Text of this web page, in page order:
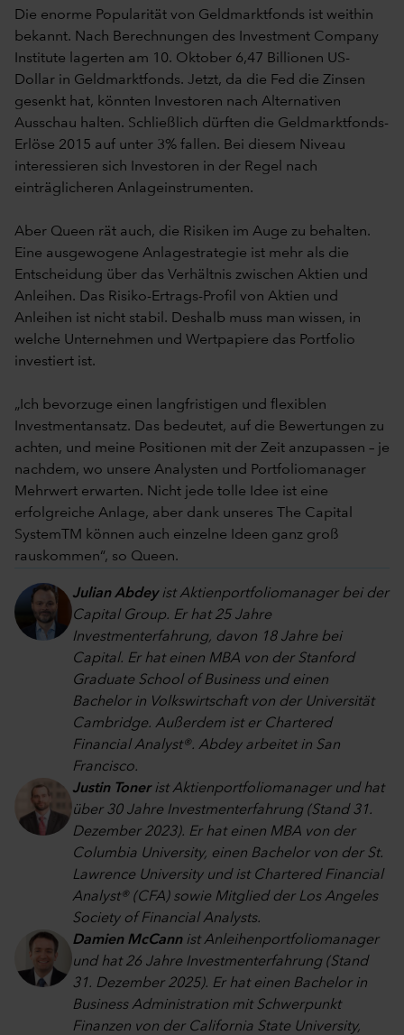
Die enorme Popularität von Geldmarktfonds ist weithin
bekannt. Nach Berechnungen des Investment Company
Institute lagerten am 10. Oktober 6,47 Billionen US-
Dollar in Geldmarktfonds. Jetzt, da die Fed die Zinsen
gesenkt hat, könnten Investoren nach Alternativen
Ausschau halten. Schließlich dürften die Geldmarktfonds-
Erlöse 2015 auf unter 3% fallen. Bei diesem Niveau
interessieren sich Investoren in der Regel nach
einträglicheren Anlageinstrumenten.
Aber Queen rät auch, die Risiken im Auge zu behalten.
Eine ausgewogene Anlagestrategie ist mehr als die
Entscheidung über das Verhältnis zwischen Aktien und
Anleihen. Das Risiko-Ertrags-Profil von Aktien und
Anleihen ist nicht stabil. Deshalb muss man wissen, in
welche Unternehmen und Wertpapiere das Portfolio
investiert ist.
„Ich bevorzuge einen langfristigen und flexiblen
Investmentansatz. Das bedeutet, auf die Bewertungen zu
achten, und meine Positionen mit der Zeit anzupassen – je
nachdem, wo unsere Analysten und Portfoliomanager
Mehrwert erwarten. Nicht jede tolle Idee ist eine
erfolgreiche Anlage, aber dank unseres The Capital
SystemTM können auch einzelne Ideen ganz groß
rauskommen“, so Queen.
Julian Abdeyist Aktienportfoliomanager bei der
Capital Group. Er hat 25 Jahre
Investmenterfahrung, davon 18 Jahre bei
Capital. Er hat einen MBA von der Stanford
Graduate School of Business und einen
Bachelor in Volkswirtschaft von der Universität
Cambridge. Außerdem ist er Chartered
Financial Analyst®. Abdey arbeitet in San
Francisco.
Justin Tonerist Aktienportfoliomanager und hat
über 30 Jahre Investmenterfahrung (Stand 31.
Dezember 2023). Er hat einen MBA von der
Columbia University, einen Bachelor von der St.
Lawrence University und ist Chartered Financial
Analyst® (CFA) sowie Mitglied der Los Angeles
Society of Financial Analysts.
Damien McCannist Anleihenportfoliomanager
und hat 26 Jahre Investmenterfahrung (Stand
31. Dezember 2025). Er hat einen Bachelor in
Business Administration mit Schwerpunkt
Finanzen von der California State University,